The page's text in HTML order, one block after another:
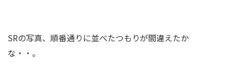
SRの写真、順番通りに並べたつもりが間違えたか
な・・。